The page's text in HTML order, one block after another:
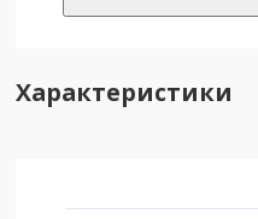
Характеристики